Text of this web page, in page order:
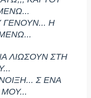
ΓΕΝΟΥΝ... Η
ΛΙΩΣΟΥΝ ΣΤΗ
Σ ΕΝΑ
ΜΟΥ...